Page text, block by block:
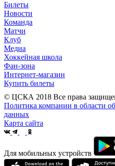
Билеты
Новости
Команда
Матчи
Клуб
Медиа
Хоккейная школа
Фан-зона
Интернет-магазин
Купить билеты
© ЦСКА 2018 Все права
Политика компании в области
данных
Карта сайта
Для мобильных устройств